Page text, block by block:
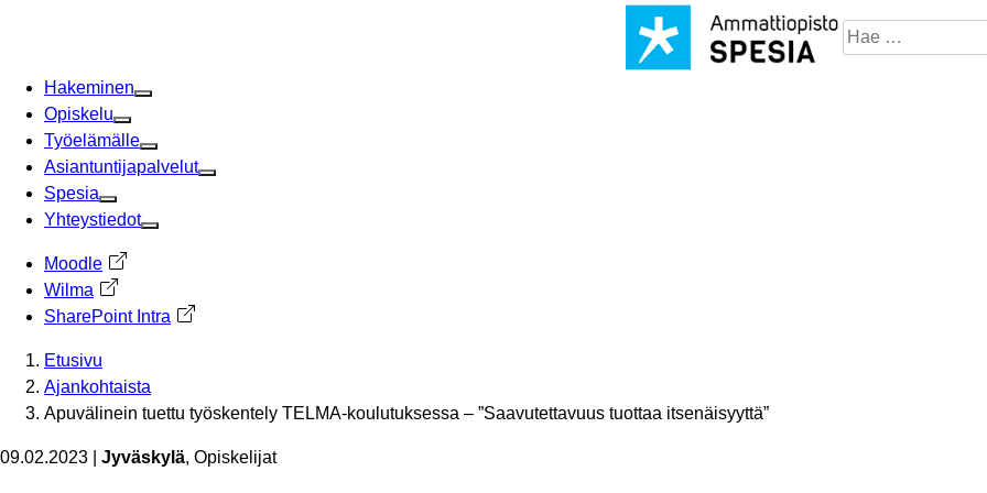
Hae
sivustosta
Hakeminen
Opiskelu
Työelämälle
Asiantuntijapalvelut
Spesia
Yhteystiedot
Moodle Avautuu uuteen välilehteen
Wilma Avautuu uuteen välilehteen
SharePoint Intra Avautuu uuteen välilehteen
Etusivu
Ajankohtaista
Apuvälinein tuettu työskentely TELMA-koulutuksessa – ”Saavutettavuus tuottaa itsenäisyyttä”
09.02.2023 Jyväskylä, Opiskelijat